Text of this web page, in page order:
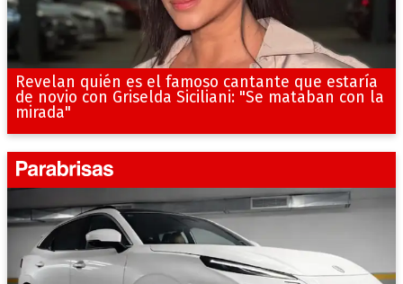
Revelan quién es el famoso cantante que estaría
de novio con Griselda Siciliani: "Se mataban con la
mirada"